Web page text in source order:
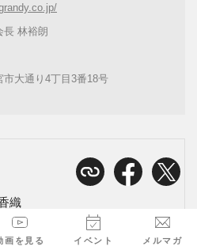
長 林裕朗
市大通り4丁目3番18号
織
画を見る イベント メルマガ